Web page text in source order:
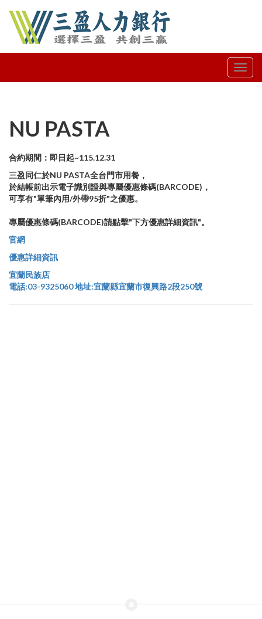
NU PASTA
合約期間：即日起~115.12.31
三盈同仁於NU PASTA全台門市用餐，
於結帳前出示電子識別證與專屬優惠條碼(BARCODE)，
可享有"單筆內用/外帶95折"之優惠。
專屬優惠條碼(BARCODE)請點擊"下方優惠詳細資訊"。
官網
優惠詳細資訊
宜蘭民族店
電話:03-9325060 地址:宜蘭縣宜蘭市復興路2段250號